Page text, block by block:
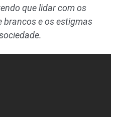
que lidar com os
e os estigmas